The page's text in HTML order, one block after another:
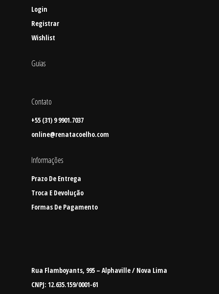
Login
Registrar
Wishlist
Guias
Contato
+55 (31) 9 9901.7037
online@renatacoelho.com
Informações
Prazo De Entrega
Troca E Devolução
Formas De Pagamento
Rua Flamboyants, 995 – Alphaville / Nova Lima
CNPJ: 12.635.159/0001-61